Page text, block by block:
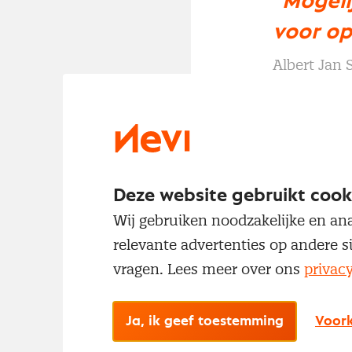
voor
Albert Jan
Nederlandse
bijvoorbeeld bij
Vorige week
Nederlandse
0,5 procent is
procent
Deze website gebruikt
Wij gebruiken noodzakelijke en
relevante advertenties op andere
vragen. Lees meer over ons
Ja, ik geef toestemming